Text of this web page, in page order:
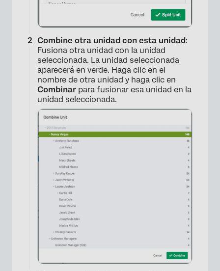
Combine otra unidad con esta unidad:
Fusiona otra unidad con la unidad
seleccionada. La unidad seleccionada
aparecerá en verde. Haga clic en el
nombre de otra unidad y haga clic en
Combinar para fusionar esa unidad en la
unidad seleccionada.